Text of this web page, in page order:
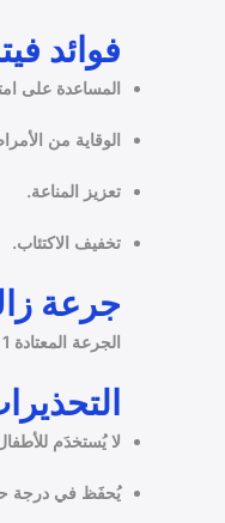
فوائد
المساعدة على
الوقاية من
تعزيز المناعة.
تخفيف الاكتئاب.
جرعة
الجرعة المعتادة 1 - 2 حلوى زاك يوميًا.
لا يُستخدَم
يُحفَظ في درجة حرارة أقل من 25